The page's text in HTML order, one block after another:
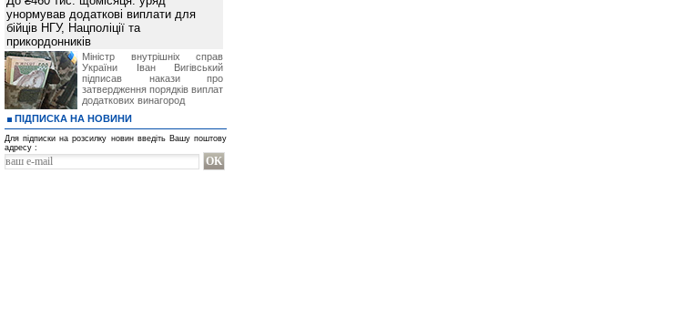
унормував додаткові виплати для
бійців НГУ, Нацполіції та
прикордонників
Міністр внутрішніх справ
України Іван Вигівський
підписав накази про
затвердження порядків виплат
додаткових винагород
ПІДПИСКА НА НОВИНИ
Для підписки на розсилку новин введіть Вашу поштову
адресу :